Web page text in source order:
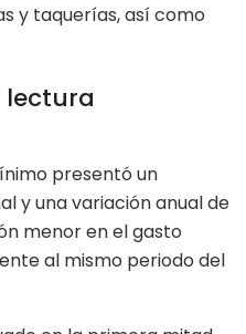
y taquerías, así como
presentó un
y una variación anual de
menor en el gasto
al mismo periodo del